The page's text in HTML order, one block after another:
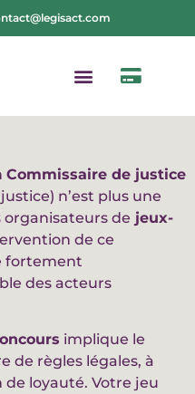
Commissaire de justice
n’est plus une
de jeux-
de ce
fortement
des acteurs
implique le
de règles légales, à
loyauté. Votre jeu